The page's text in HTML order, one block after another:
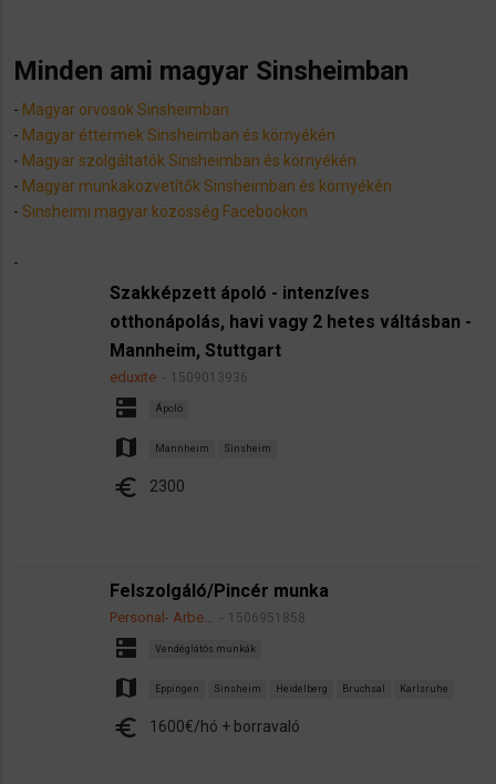
Minden ami magyar Sinsheimban
- Magyar orvosok Sinsheimban
- Magyar éttermek Sinsheimban és környékén
- Magyar szolgáltatók Sinsheimban és környékén
- Magyar munkaközvetítők Sinsheimban és környékén
- Sinsheimi magyar közösség Facebookon
-
Szakképzett ápoló - intenzíves
otthonápolás, havi vagy 2 hetes váltásban -
Mannheim, Stuttgart
eduxite 1509013936
dns Ápoló
map Mannheim Sinsheim
euro 2300
Felszolgáló/Pincér munka
Personal- Arbe… 1506951858
dns Vendéglátós munkák
map Eppingen Sinsheim Heidelberg Bruchsal Karlsruhe
euro 1600€/hó + borravaló